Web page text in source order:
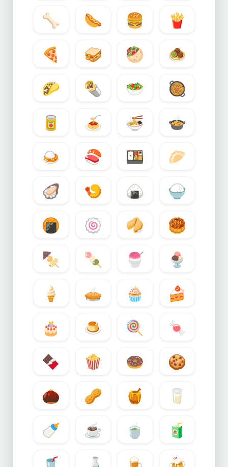
🦴
🌭 🍔
🍟
🍕
🥪 🥙
🧆
🌮
🌯 🥗
🥘
🥫
🍝 🍜
🍲
🍛
🍣 🍱
🥟
🦪
🍤 🍙
🍚
🍘
🍥 🥠
🥮
🍢
🍡 🍧
🍨
🍦
🥧 🧁
🍰
🎂
🍮 🍭
🍬
🍫
🍿 🍩
🍪
🌰
🥜 🍯
🥛
🍼
☕ 🍵
🧃